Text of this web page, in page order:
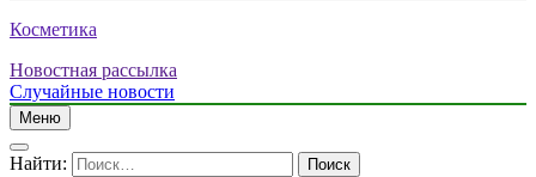
Косметика
Новостная рассылка
Случайные новости
Меню
Найти: